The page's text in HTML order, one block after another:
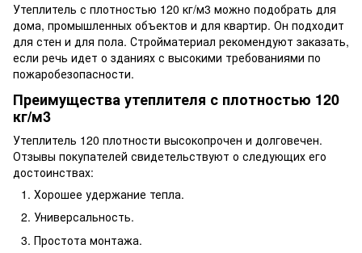
Утеплитель с плотностью 120 кг/м3 можно подобрать для
дома, промышленных объектов и для квартир. Он подходит
для стен и для пола. Стройматериал рекомендуют заказать,
если речь идет о зданиях с высокими требованиями по
пожаробезопасности.
Преимущества утеплителя с плотностью 120
кг/м3
Утеплитель 120 плотности высокопрочен и долговечен.
Отзывы покупателей свидетельствуют о следующих его
достоинствах:
Хорошее удержание тепла.
Универсальность.
Простота монтажа.